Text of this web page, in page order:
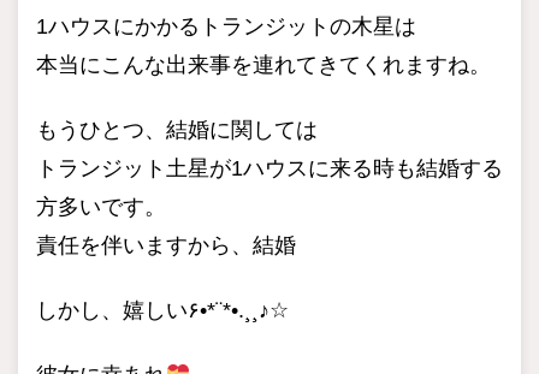
1ハウスにかかるトランジットの木星は
本当にこんな出来事を連れてきてくれますね。
もうひとつ、結婚に関しては
トランジット土星が1ハウスに来る時も結婚する
方多いです。
責任を伴いますから、結婚
しかし、嬉しい۶•*¨*•.¸¸♪☆